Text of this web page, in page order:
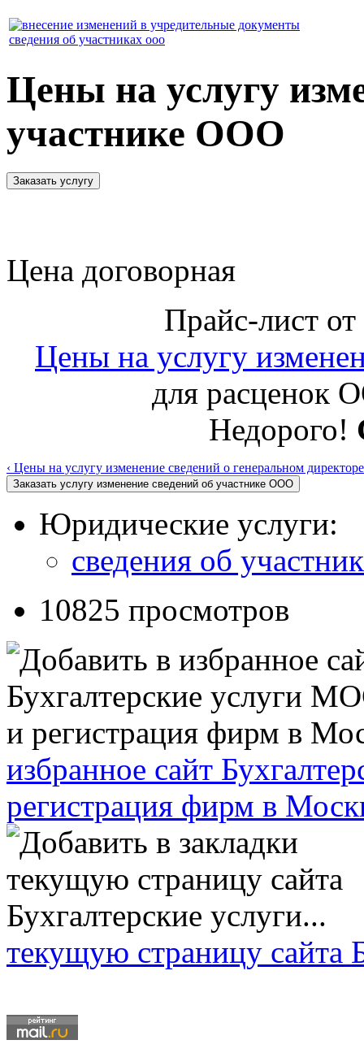
сведения об участниках ооо
Цены на услугу
участнике ООО
Цена договорная
Прайс-лист
Цены на услугу
для
Недорого!
‹ Цены на услугу изменение сведений о генеральном директоре
Юридические услуги:
сведения об
10825 просмотров
избранное сайт
регистрация фирм в
текущую страницу сайта